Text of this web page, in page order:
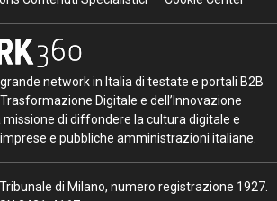
network in Italia di testate e portali B2B
Digitale e dell’Innovazione
missione di diffondere la cultura digitale e
e pubbliche amministrazioni italiane.
di Milano, numero registrazione 1927.